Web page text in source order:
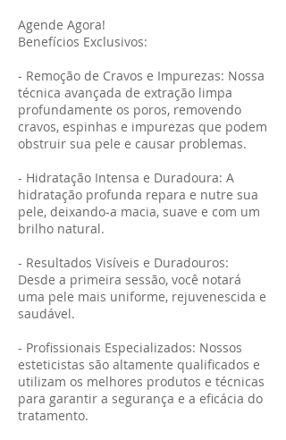
Agende Agora!
Benefícios Exclusivos:
- Remoção de Cravos e Impurezas: Nossa
técnica avançada de extração limpa
profundamente os poros, removendo
cravos, espinhas e impurezas que podem
obstruir sua pele e causar problemas.
- Hidratação Intensa e Duradoura: A
hidratação profunda repara e nutre sua
pele, deixando-a macia, suave e com um
brilho natural.
- Resultados Visíveis e Duradouros:
Desde a primeira sessão, você notará
uma pele mais uniforme, rejuvenescida e
saudável.
- Profissionais Especializados: Nossos
esteticistas são altamente qualificados e
utilizam os melhores produtos e técnicas
para garantir a segurança e a eficácia do
tratamento.